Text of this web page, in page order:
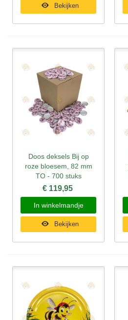
Bekijken
Doos deksels Bij op
roze bloesem, 82 mm
TO - 700 stuks
€ 119,95
In winkelmandje
Bekijken